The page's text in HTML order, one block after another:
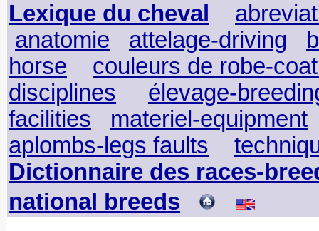
Lexique du cheval
anatomie
attelage-driving
horse
couleurs de robe-
disciplines
élevage-
facilities
materiel-equipment
aplombs-legs faults
Dictionnaire des races-
national breeds